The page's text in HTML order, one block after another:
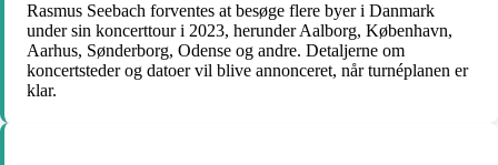
Rasmus Seebach forventes at besøge flere byer i Danmark
under sin koncerttour i 2023, herunder Aalborg, København,
Aarhus, Sønderborg, Odense og andre. Detaljerne om
koncertsteder og datoer vil blive annonceret, når turnéplanen er
klar.